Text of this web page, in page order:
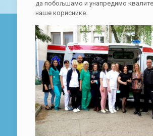
да побољшамо и унапредимо
наше кориснике.